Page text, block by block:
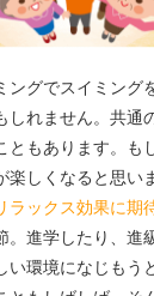
グでスイミング
しれません。共通
ともあります。も
しくなると思い
ックス効果に期
進学したり、進
環境になじもう